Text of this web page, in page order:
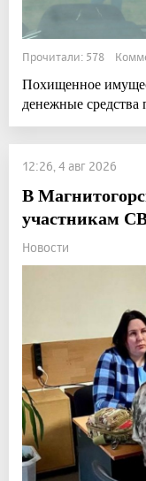
Прочитали: 578
Похищенное
денежные
12:26, 4 авг 2026
В
участникам
Новости